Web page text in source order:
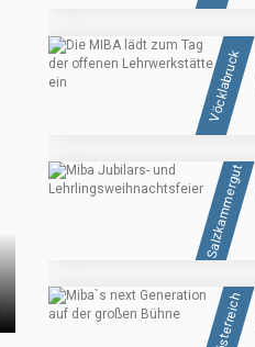
Vöcklabruck
Salzkammergut